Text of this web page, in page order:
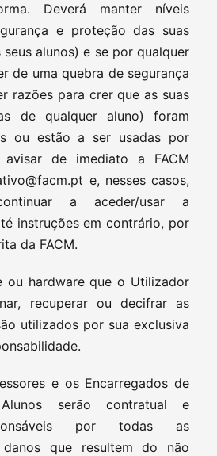
Deverá manter níveis
e proteção das suas
alunos) e se por qualquer
de uma quebra de segurança
razões para crer que as suas
de qualquer aluno) foram
ou estão a ser usadas por
avisar de imediato a FACM
e, nesses casos,
a aceder/usar a
instruções em contrário, por
da FACM.
ou hardware que o Utilizador
recuperar ou decifrar as
utilizados por sua exclusiva
e os Encarregados de
serão contratual e
por todas as
danos que resultem do não